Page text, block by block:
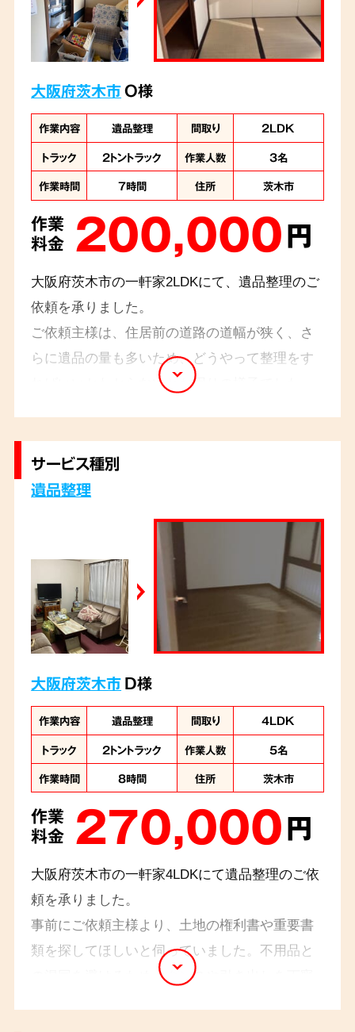
大阪府茨木市O様
作業内容 遺品整理 間取り
2LDK
トラック
2トントラック 作業人数
3名
作業時間
7時間 住所 茨木市
作業
料金 200,000円
大阪府茨木市の一軒家2LDKにて、遺品整理のご
依頼を承りました。
ご依頼主様は、住居前の道路の道幅が狭く、さ
らに遺品の量も多いため、どうやって整理をす
ればいいかわからないとお困りの様子でした。
ご遺族様からは「丁寧で迅速でした」と喜んでい
ただくことができました。
サービス種別
遺品整理
大阪府茨木市D様
作業内容 遺品整理 間取り
4LDK
トラック
2トントラック 作業人数
5名
作業時間
8時間 住所 茨木市
作業
料金 270,000円
大阪府茨木市の一軒家4LDKにて遺品整理のご依
頼を承りました。
事前にご依頼主様より、土地の権利書や重要書
類を探してほしいと伺っていました。不用品と
の混同を避けるため、タンスや引き出しを丁寧